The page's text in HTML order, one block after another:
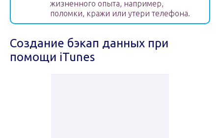
жизненного опыта, например,
поломки, кражи или утери телефона.
Создание бэкап данных при
помощи iTunes